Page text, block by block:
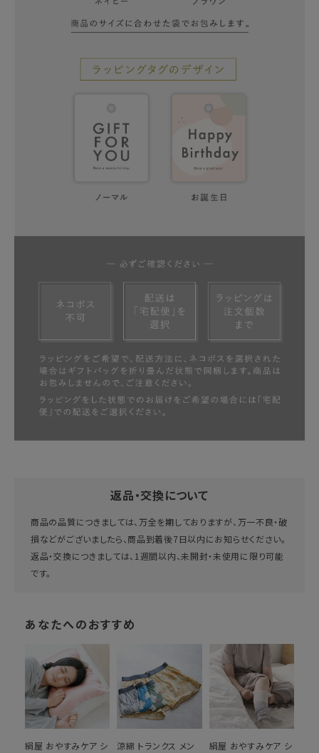
返品・交換について
商品の品質につきましては、万全を期しておりますが、万一不良・破
損などがございましたら、商品到着後7日以内にお知らせください。
返品・交換につきましては、1週間以内、未開封・未使用に限り可能
です。
あなたへのおすすめ
絹屋 おやすみケア シ
涼綿 トランクス メン
絹屋 おやすみケア シ